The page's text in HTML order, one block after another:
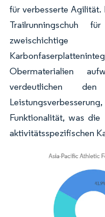
für verbesserte Agilität.
Trailrunningschuh
zweischichtige
Obermaterialien
verdeutlichen
Funktionalität, was die
aktivitätsspezifischen